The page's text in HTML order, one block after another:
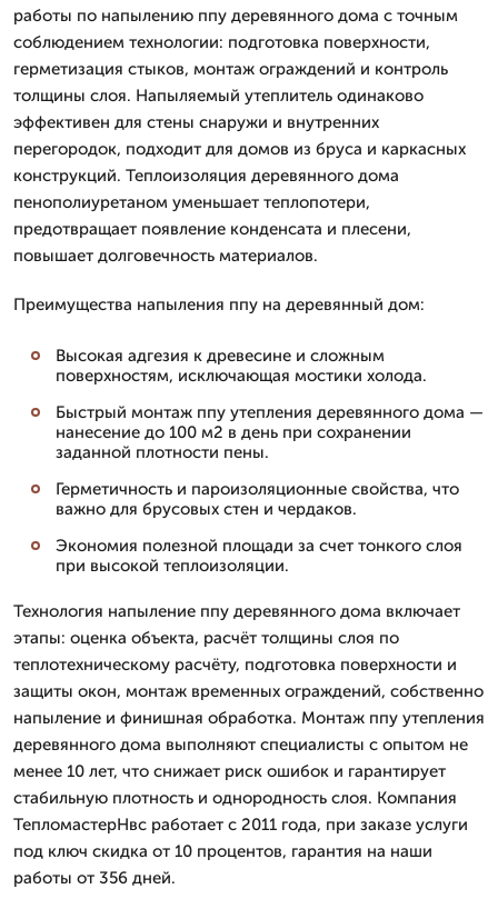
работы по напылению ппу деревянного дома с точным
соблюдением технологии: подготовка поверхности,
герметизация стыков, монтаж ограждений и контроль
толщины слоя. Напыляемый утеплитель одинаково
эффективен для стены снаружи и внутренних
перегородок, подходит для домов из бруса и каркасных
конструкций. Теплоизоляция деревянного дома
пенополиуретаном уменьшает теплопотери,
предотвращает появление конденсата и плесени,
повышает долговечность материалов.
Преимущества напыления ппу на деревянный дом:
Высокая адгезия к древесине и сложным
поверхностям, исключающая мостики холода.
Быстрый монтаж ппу утепления деревянного дома —
нанесение до 100 м2 в день при сохранении
заданной плотности пены.
Герметичность и пароизоляционные свойства, что
важно для брусовых стен и чердаков.
Экономия полезной площади за счет тонкого слоя
при высокой теплоизоляции.
Технология напыление ппу деревянного дома включает
этапы: оценка объекта, расчёт толщины слоя по
теплотехническому расчёту, подготовка поверхности и
защиты окон, монтаж временных ограждений, собственно
напыление и финишная обработка. Монтаж ппу утепления
деревянного дома выполняют специалисты с опытом не
менее 10 лет, что снижает риск ошибок и гарантирует
стабильную плотность и однородность слоя. Компания
ТепломастерНвс работает с 2011 года, при заказе услуги
под ключ скидка от 10 процентов, гарантия на наши
работы от 356 дней.